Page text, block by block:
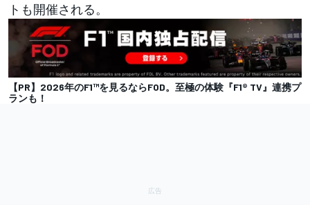
トも開催される。
【PR】2026年のF1™を見るならFOD。至極の体験『F1® TV』連携プ
ランも！